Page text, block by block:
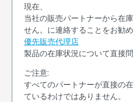
現在、
当社の販売パートナーから在
せん。に連絡することをお勧
優先販売代理店
製品の在庫状況について直接
ご注意:
すべてのパートナーが直接の
ているわけではありません。